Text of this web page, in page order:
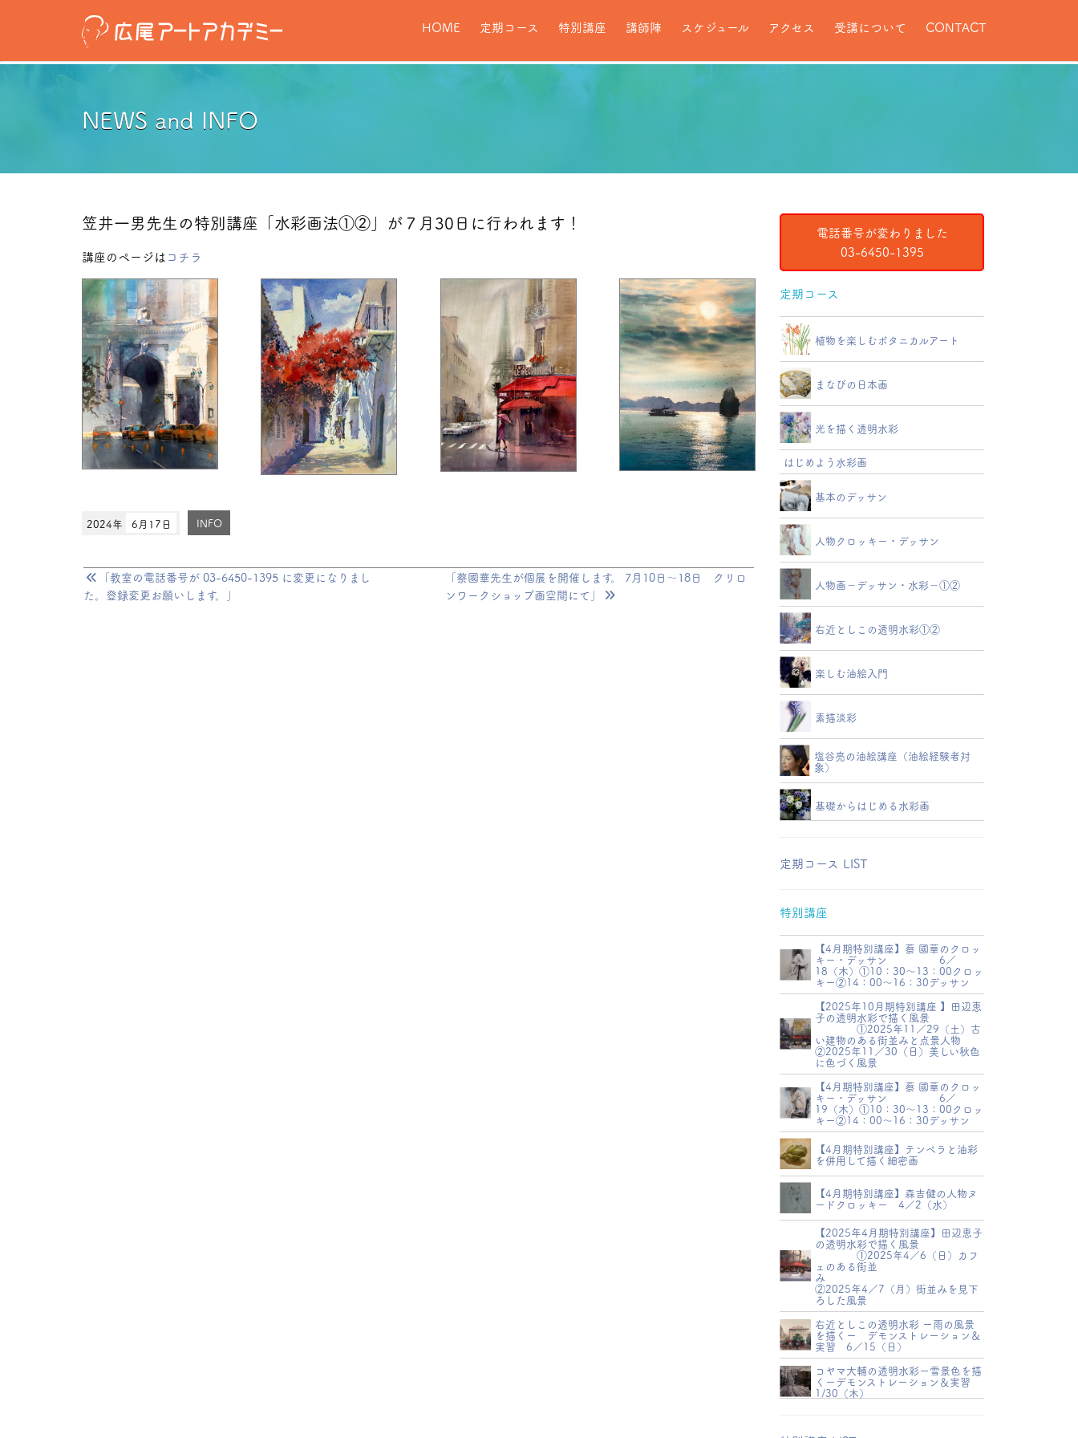
HOME 定期コース 特別講座 講師陣 スケジュール アクセス 受講について CONTACT
NEWS and INFO
笠井一男先生の特別講座「水彩画法①②」が７月30日に行われます！
講座のページは コチラ
2024年 6月17日 INFO
「教室の電話番号が 03-6450-1395 に変更になりまし
た。登録変更お願いします。」
「蔡國華先生が個展を開催します。 7月10日〜18日 クリロ
ンワークショップ画空間にて」
電話番号が変わりました
03-6450-1395
定期コース
植物を楽しむボタニカルアート
まなびの日本画
光を描く透明水彩
はじめよう水彩画
基本のデッサン
人物クロッキー・デッサン
人物画－デッサン・水彩－①②
右近としこの透明水彩①②
楽しむ油絵入門
素描淡彩
塩谷亮の油絵講座（油絵経験者対
象）
基礎からはじめる水彩画
定期コース LIST
特別講座
【4月期特別講座】蔡 國華のクロッ
キー・デッサン 6／
18（木）①10：30～13：00クロッ
キー②14：00～16：30デッサン
【2025年10月期特別講座 】田辺恵
子の透明水彩で描く風景
①2025年11／29（土）古
い建物のある街並みと点景人物
②2025年11／30（日）美しい秋色
に色づく風景
【4月期特別講座】蔡 國華のクロッ
キー・デッサン 6／
19（木）①10：30～13：00クロッ
キー②14：00～16：30デッサン
【4月期特別講座】テンペラと油彩
を併用して描く細密画
【4月期特別講座】森吉健の人物ヌ
ードクロッキー 4／2（水）
【2025年4月期特別講座】田辺恵子
の透明水彩で描く風景
①2025年4／6（日）カフ
ェのある街並
み
②2025年4／7（月）街並みを見下
ろした風景
右近としこの透明水彩 ー雨の風景
を描くー デモンストレーション＆
実習 6／15（日）
コヤマ大輔の透明水彩ー雪景色を描
くーデモンストレーション＆実習
1/30（木）